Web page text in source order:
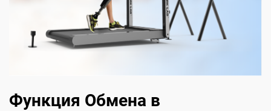
Функция Обмена в